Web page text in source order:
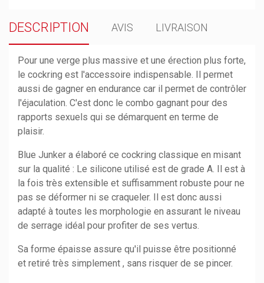
DESCRIPTION AVIS LIVRAISON
Pour une verge plus massive et une érection plus forte,
le cockring est l'accessoire indispensable. Il permet
aussi de gagner en endurance car il permet de contrôler
l'éjaculation. C'est donc le combo gagnant pour des
rapports sexuels qui se démarquent en terme de
plaisir.
Blue Junker a élaboré ce cockring classique en misant
sur la qualité : Le silicone utilisé est de grade A. Il est à
la fois très extensible et suffisamment robuste pour ne
pas se déformer ni se craqueler. Il est donc aussi
adapté à toutes les morphologie en assurant le niveau
de serrage idéal pour profiter de ses vertus.
Sa forme épaisse assure qu'il puisse être positionné
et retiré très simplement , sans risquer de se pincer.